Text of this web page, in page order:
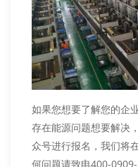
如果您想要了解您的企
存在能源问题想要解决
众号进行报名，我们将
何问题请致电400-0909-